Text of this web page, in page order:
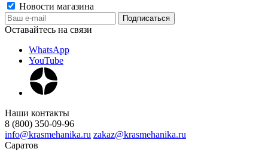
Новости магазина
Оставайтесь на связи
WhatsApp
YouTube
Наши контакты
8 (800) 350-09-96
info@krasmehanika.ru zakaz@krasmehanika.ru
Саратов